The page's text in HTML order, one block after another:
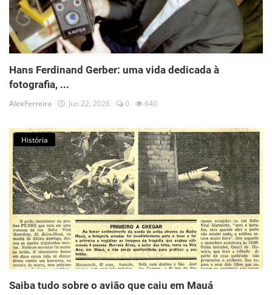
Hans Ferdinand Gerber: uma vida dedicada à
fotografia, ...
AlexFerreira Jun 22, 2026 0 640
História
Saiba tudo sobre o avião que caiu em Mauá